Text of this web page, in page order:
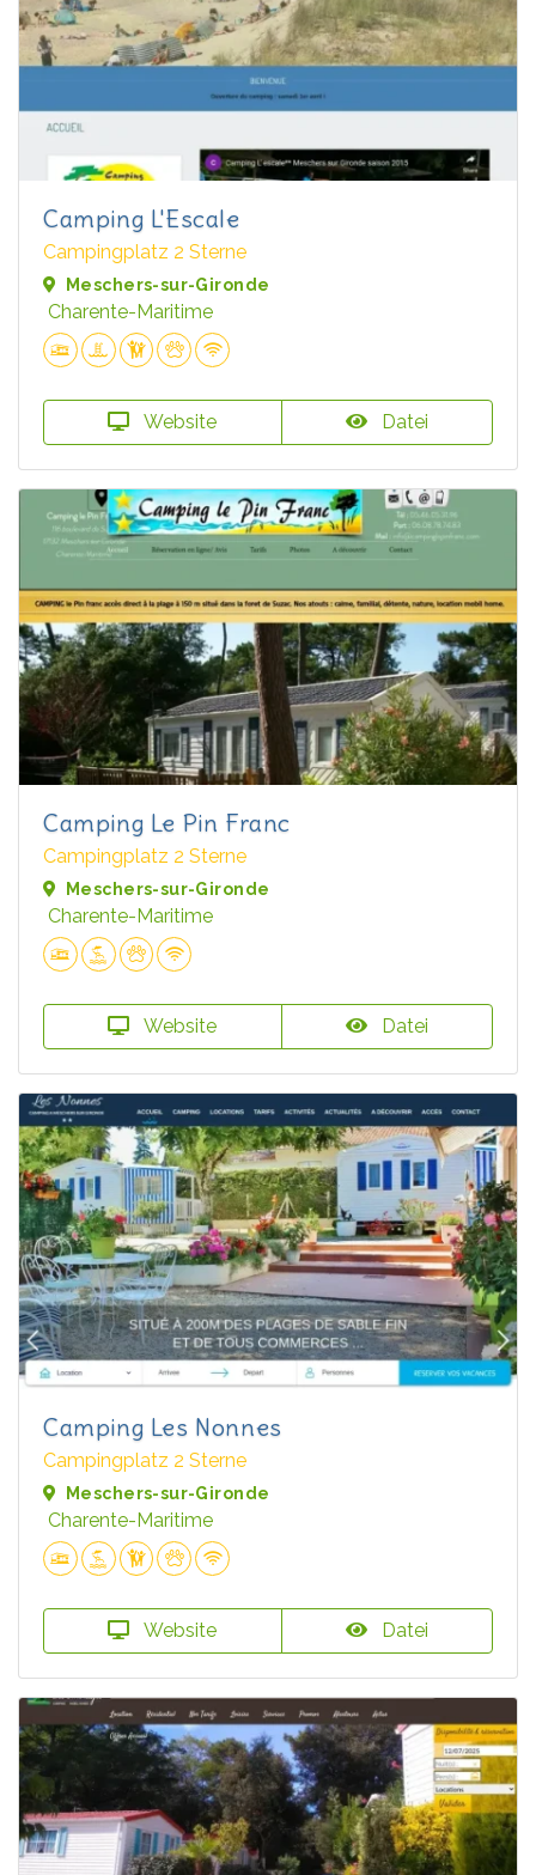
Camping L'Escale
Campingplatz 2 Sterne
Meschers-sur-Gironde
Charente-Maritime
Website Datei
Camping Le Pin Franc
Campingplatz 2 Sterne
Meschers-sur-Gironde
Charente-Maritime
Website Datei
Camping Les Nonnes
Campingplatz 2 Sterne
Meschers-sur-Gironde
Charente-Maritime
Website Datei